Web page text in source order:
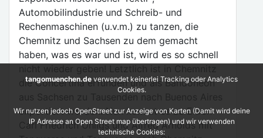
Automobilindustrie und Schreib- und
Rechenmaschinen (u.v.m.) zu tanzen, die
Chemnitz und Sachsen zu dem gemacht
haben, was es war und ist, wird es so schnell
die Concertina erfunden und als Bandoneon
exportiert worden. Nun kommt es zu Ehren
Carl Friedrich Uhligs und Alfred Arnolds mit
tangomuenchen.de verwendet keinerlei Tracking oder Analytics
Cookies.
Wir nutzen jedoch OpenStreet zur Anzeige von Karten (Damit wird deine
IP Adresse an Open Street map übertragen) und wir verwenden
technische Cookies: